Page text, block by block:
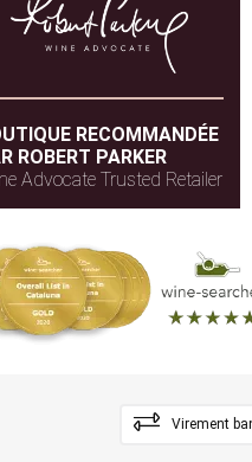
RECOMMANDÉE
ROBERT PARKER
Advocate Trusted Retailer
Virement